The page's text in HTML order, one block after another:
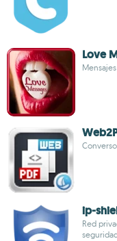
Love
ip-
Red